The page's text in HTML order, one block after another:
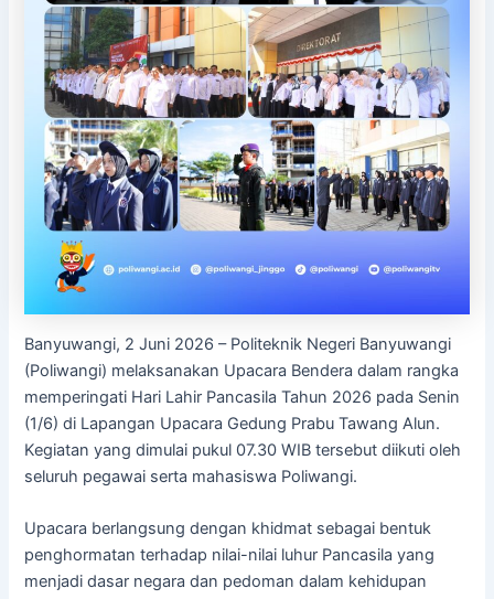
Banyuwangi, 2 Juni 2026 – Politeknik Negeri Banyuwangi
(Poliwangi) melaksanakan Upacara Bendera dalam rangka
memperingati Hari Lahir Pancasila Tahun 2026 pada Senin
(1/6) di Lapangan Upacara Gedung Prabu Tawang Alun.
Kegiatan yang dimulai pukul 07.30 WIB tersebut diikuti oleh
seluruh pegawai serta mahasiswa Poliwangi.
Upacara berlangsung dengan khidmat sebagai bentuk
penghormatan terhadap nilai-nilai luhur Pancasila yang
menjadi dasar negara dan pedoman dalam kehidupan